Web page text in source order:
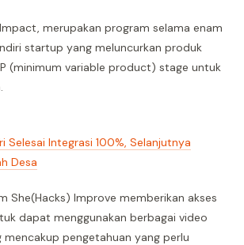
merupakan program selama enam
startup yang meluncurkan produk
(minimum variable product) stage untuk
Selesai Integrasi 100%, Selanjutnya
Desa
She(Hacks) Improve memberikan akses
dapat menggunakan berbagai video
mencakup pengetahuan yang perlu